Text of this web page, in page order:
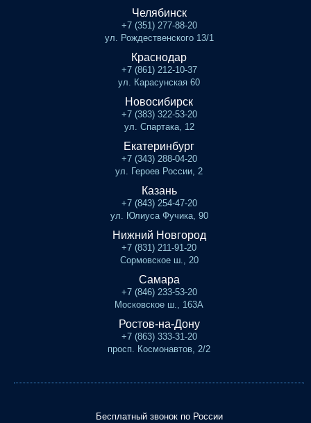
Челябинск
+7 (351) 277-88-20
ул. Рождественского 13/1
Краснодар
+7 (861) 212-10-37
ул. Карасунская 60
Новосибирск
+7 (383) 322-53-20
ул. Спартака, 12
Екатеринбург
+7 (343) 288-04-20
ул. Героев России, 2
Казань
+7 (843) 254-47-20
ул. Юлиуса Фучика, 90
Нижний Новгород
+7 (831) 211-91-20
Сормовское ш., 20
Самара
+7 (846) 233-53-20
Московское ш., 163А
Ростов-на-Дону
+7 (863) 333-31-20
просп. Космонавтов, 2/2
Бесплатный звонок по России